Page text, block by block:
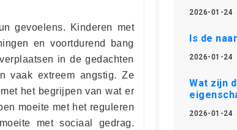
gevoelens. Kinderen met
en voortdurend bang
in de gedachten
vaak extreem angstig. Ze
het begrijpen van wat er
moeite met het reguleren
met sociaal gedrag.
2026-01-24
Is de
2026-01-24
Wat zijn
2026-01-24